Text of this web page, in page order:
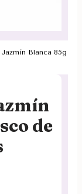
Blanca 85g
de